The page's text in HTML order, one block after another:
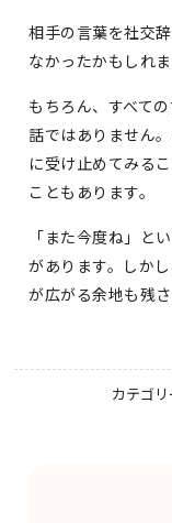
相手の言葉を社交
なかったかもしれま
もちろん、すべて
話ではありません
に受け止めてみる
こともあります。
「また今度ね」と
があります。しか
が広がる余地も残
カテゴリ